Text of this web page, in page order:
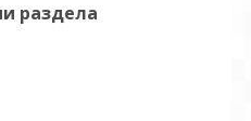
раздела